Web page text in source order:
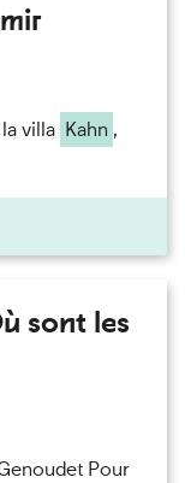
villa Kahn ,
sont les
Pour